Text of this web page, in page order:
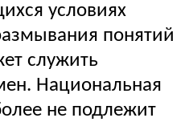
условиях
понятий
служить
Национальная
не подлежит